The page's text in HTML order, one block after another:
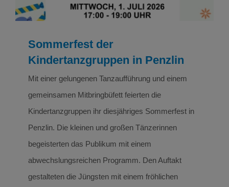
Sommerfest der
Kindertanzgruppen in Penzlin
Mit einer gelungenen Tanzaufführung und einem
gemeinsamen Mitbringbüfett feierten die
Kindertanzgruppen ihr diesjähriges Sommerfest in
Penzlin. Die kleinen und großen Tänzerinnen
begeisterten das Publikum mit einem
abwechslungsreichen Programm. Den Auftakt
gestalteten die Jüngsten mit einem fröhlichen